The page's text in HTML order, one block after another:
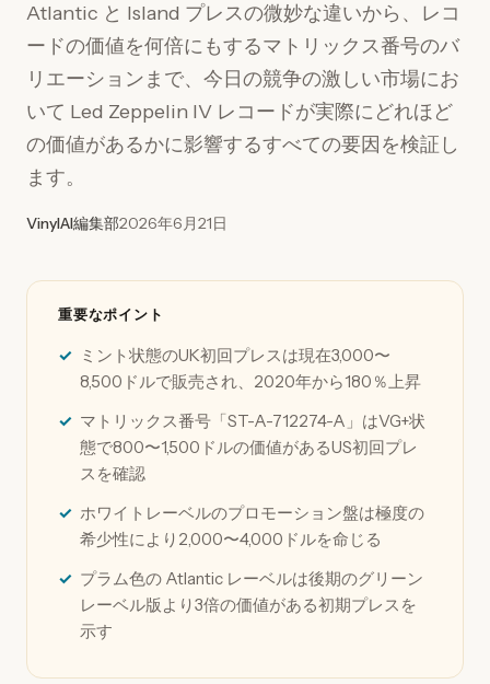
Atlantic と Island プレスの微妙な違いから、レコ
ードの価値を何倍にもするマトリックス番号のバ
リエーションまで、今日の競争の激しい市場にお
いて Led Zeppelin IV レコードが実際にどれほど
の価値があるかに影響するすべての要因を検証し
ます。
VinylAI編集部2026年6月21日
重要なポイント
ミント状態のUK初回プレスは現在3,000〜
8,500ドルで販売され、2020年から180％上昇
マトリックス番号「ST-A-712274-A」はVG+状
態で800〜1,500ドルの価値があるUS初回プレ
スを確認
ホワイトレーベルのプロモーション盤は極度の
希少性により2,000〜4,000ドルを命じる
プラム色の Atlantic レーベルは後期のグリーン
レーベル版より3倍の価値がある初期プレスを
示す